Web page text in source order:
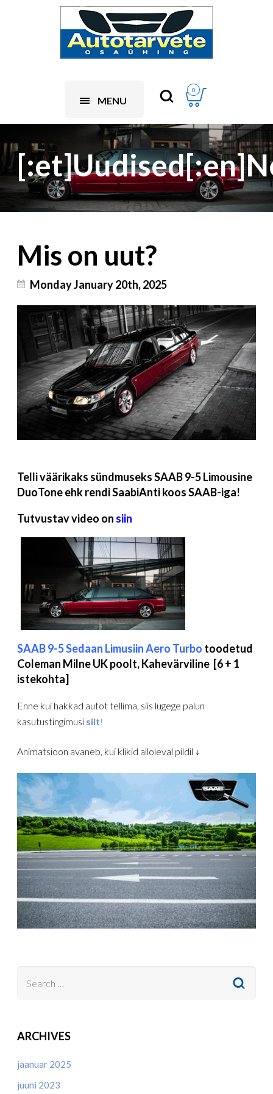
MENU
0
Mis on uut?
Monday January 20th, 2025
Telli väärikaks sündmuseks SAAB 9-5 Limousine
DuoTone ehk rendi SaabiAnti koos SAAB-iga!
Tutvustav video on siin
SAAB 9-5 Sedaan LimusiinAero Turbo toodetud
Coleman Milne UK poolt, Kahevärviline [6 + 1
istekohta]
Enne kui hakkad autot tellima, siis lugege palun
kasutustingimusi siit!
Animatsioon avaneb, kui klikid alloleval pildil ↓
ARCHIVES
jaanuar 2025
juuni 2023